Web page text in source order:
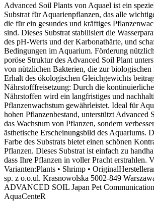
Advanced Soil Plants von Aquael ist ein
Substrat für Aquarienpflanzen, das alle
die für ein gesundes und kräftiges
sind. Dieses Substrat stabilisiert die
des pH-Werts und der Karbonathärte, und
Bedingungen im Aquarium. Förderung
poröse Struktur des Advanced Soil Plant
von nützlichen Bakterien, die zur
Erhalt des ökologischen Gleichgewichts
Nährstofffreisetzung: Durch die
Nährstoffen wird ein langfristiges und
Pflanzenwachstum gewährleistet. Ideal für
hohen Pflanzenbestand, unterstützt Advanced
das Wachstum von Pflanzen, sondern
ästhetische Erscheinungsbild des Aquariums.
Farbe des Substrats bietet einen schönen
Pflanzen. Dieses Substrat ist einfach zu
dass Ihre Pflanzen in voller Pracht erstrahlen.
Varianten:Plants • Shrimp •
sp. z o.o.ul. Krasnowolska 5002-849
ADVANCED SOIL Japan Pet
AquaCenteR